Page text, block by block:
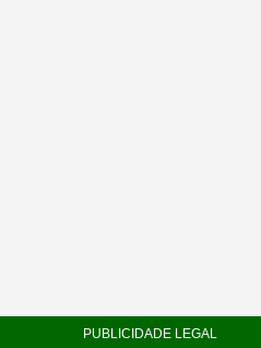
PUBLICIDADE LEGAL